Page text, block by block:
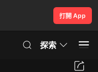
打開 App
探索